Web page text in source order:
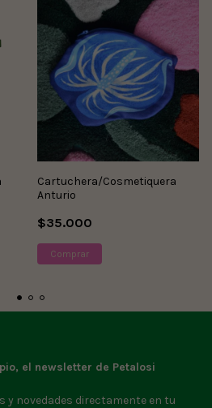
Cartuchera/Cosmetiquera
Anturio
$35.000
el newsletter de Petalosi
y novedades directamente en tu